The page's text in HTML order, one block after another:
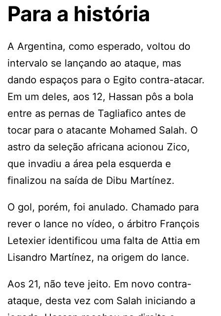
Para a história
A Argentina, como esperado, voltou do
intervalo se lançando ao ataque, mas
dando espaços para o Egito contra-atacar.
Em um deles, aos 12, Hassan pôs a bola
entre as pernas de Tagliafico antes de
tocar para o atacante Mohamed Salah. O
astro da seleção africana acionou Zico,
que invadiu a área pela esquerda e
finalizou na saída de Dibu Martínez.
O gol, porém, foi anulado. Chamado para
rever o lance no vídeo, o árbitro François
Letexier identificou uma falta de Attia em
Lisandro Martínez, na origem do lance.
Aos 21, não teve jeito. Em novo contra-
ataque, desta vez com Salah iniciando a